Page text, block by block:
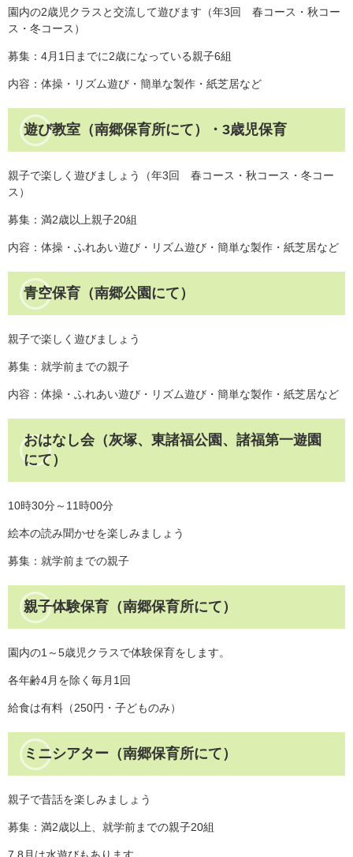
園内の2歳児クラスと交流して遊びます（年3回 春コース・秋コー
ス・冬コース）
募集：4月1日までに2歳になっている親子6組
内容：体操・リズム遊び・簡単な製作・紙芝居など
遊び教室（南郷保育所にて）・3歳児保育
親子で楽しく遊びましょう（年3回 春コース・秋コース・冬コー
ス）
募集：満2歳以上親子20組
内容：体操・ふれあい遊び・リズム遊び・簡単な製作・紙芝居など
青空保育（南郷公園にて）
親子で楽しく遊びましょう
募集：就学前までの親子
内容：体操・ふれあい遊び・リズム遊び・簡単な製作・紙芝居など
おはなし会（灰塚、東諸福公園、諸福第一遊園
にて）
10時30分～11時00分
絵本の読み聞かせを楽しみましょう
募集：就学前までの親子
親子体験保育（南郷保育所にて）
園内の1～5歳児クラスで体験保育をします。
各年齢4月を除く毎月1回
給食は有料（250円・子どものみ）
ミニシアター（南郷保育所にて）
親子で昔話を楽しみましょう
募集：満2歳以上、就学前までの親子20組